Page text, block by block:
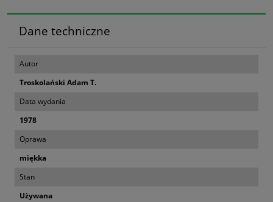
Dane techniczne
Autor
Troskolański Adam T.
Data wydania
1978
Oprawa
miękka
Stan
Używana